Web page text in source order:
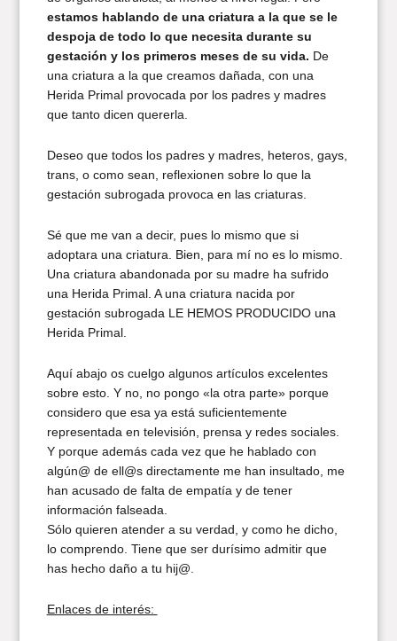
estamos hablando de una criatura a la que se le
despoja de todo lo que necesita durante su
gestación y los primeros meses de su vida. De
una criatura a la que creamos dañada, con una
Herida Primal provocada por los padres y madres
que tanto dicen quererla.
Deseo que todos los padres y madres, heteros, gays,
trans, o como sean, reflexionen sobre lo que la
gestación subrogada provoca en las criaturas.
Sé que me van a decir, pues lo mismo que si
adoptara una criatura. Bien, para mí no es lo mismo.
Una criatura abandonada por su madre ha sufrido
una Herida Primal. A una criatura nacida por
gestación subrogada LE HEMOS PRODUCIDO una
Herida Primal.
Aquí abajo os cuelgo algunos artículos excelentes
sobre esto. Y no, no pongo «la otra parte» porque
considero que esa ya está suficientemente
representada en televisión, prensa y redes sociales.
Y porque además cada vez que he hablado con
algún@ de ell@s directamente me han insultado, me
han acusado de falta de empatía y de tener
información falseada.
Sólo quieren atender a su verdad, y como he dicho,
lo comprendo. Tiene que ser durísimo admitir que
has hecho daño a tu hij@.
Enlaces de interés: